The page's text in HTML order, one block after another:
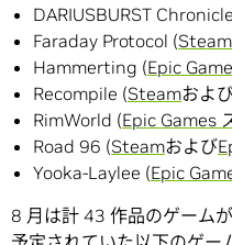
DARIUSBURST
Faraday Protocol (Steam
Hammerting (Epic
Recompile (Steamおよ
RimWorld (Epic Games
Road 96 (Steamおよび
Yooka-Laylee (Epic
8 月は計 43 作品のゲーム